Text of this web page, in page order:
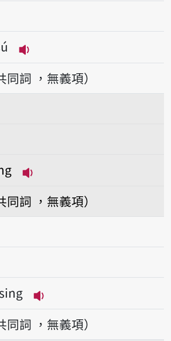
播放音讀tsing-tsú
同詞 ，無義項）
同詞 ，無義項）
播放音讀tsuan-tsing
同詞 ，無義項）